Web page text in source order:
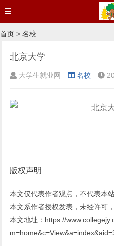
首页 > 名校
北京大学
大学生就业网 名校
版权声明
本文仅代表作者观点，不代表本站
本文系作者授权发表，未经许可
本文地址：https://